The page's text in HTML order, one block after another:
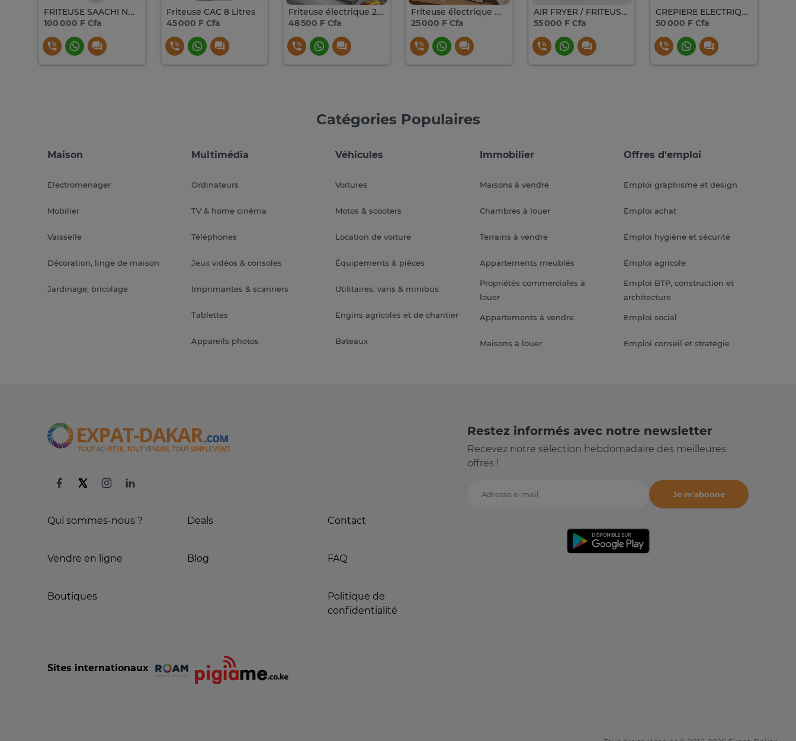
FRITEUSE SAACHI NOIR/INOX 6 L
100 000 F Cfa
Friteuse CAC 8 Litres
45 000 F Cfa
Friteuse électrique 20 litres
48 500 F Cfa
Friteuse électrique Bosstech BT-1582, 10 Litres
25 000 F Cfa
AIR FRYER / FRITEUSE LW ECRAN TACTILE 12 LITRES
55 000 F Cfa
CREPIERE ELECTRIQUE SAACHI COULEUR NOIRE
50 000 F Cfa
Catégories Populaires
Maison
Electromenager
Mobilier
Vaisselle
Décoration, linge de maison
Jardinage, bricolage
Multimédia
Ordinateurs
TV & home cinéma
Téléphones
Jeux vidéos & consoles
Imprimantes & scanners
Tablettes
Appareils photos
Véhicules
Voitures
Motos & scooters
Location de voiture
Équipements & pièces
Utilitaires, vans & minibus
Engins agricoles et de chantier
Bateaux
Immobilier
Maisons à vendre
Chambres à louer
Terrains à vendre
Appartements meublés
Propriétés commerciales à
louer
Appartements à vendre
Maisons à louer
Offres d'emploi
Emploi graphisme et design
Emploi achat
Emploi hygiène et sécurité
Emploi agricole
Emploi BTP, construction et
architecture
Emploi social
Emploi conseil et stratégie
Qui sommes-nous ?
Vendre en ligne
Boutiques
Deals
Blog
Contact
FAQ
Politique de
confidentialité
Restez informés avec notre newsletter
Recevez notre sélection hebdomadaire des meilleures
offres !
Adresse e-mail
Je m'abonne
Sites internationaux